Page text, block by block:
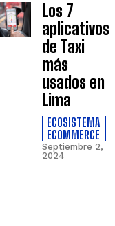
Los 7
aplicativos
de Taxi
más
usados en
Lima
ECOSISTEMA
ECOMMERCE
Septiembre 2,
2024